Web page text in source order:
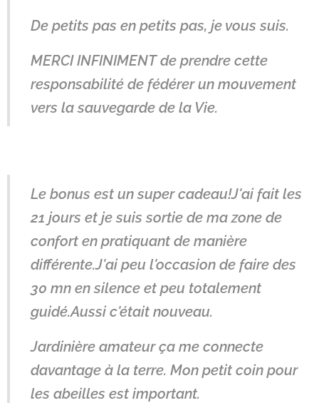
De petits pas en petits pas, je vous suis.
MERCI INFINIMENT de prendre cette
responsabilité de fédérer un mouvement
vers la sauvegarde de la Vie.
Le bonus est un super cadeau!J'ai fait les
21 jours et je suis sortie de ma zone de
confort en pratiquant de manière
différente.J'ai peu l'occasion de faire des
30 mn en silence et peu totalement
guidé.Aussi c'était nouveau.
Jardinière amateur ça me connecte
davantage à la terre. Mon petit coin pour
les abeilles est important.